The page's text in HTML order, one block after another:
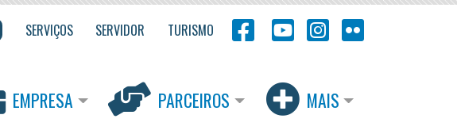
SERVIÇOS SERVIDOR TURISMO
EMPRESA PARCEIROS MAIS